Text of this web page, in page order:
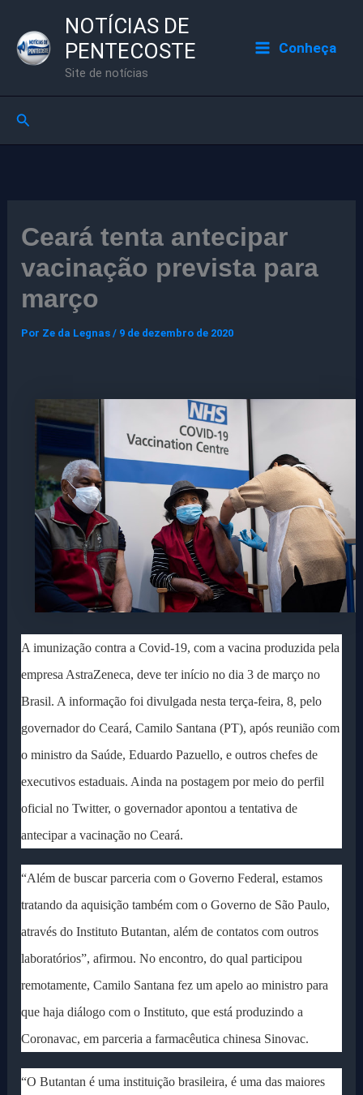
para
NOTÍCIAS DE
PENTECOSTE
Site de notícias
Conheça
Pesquisar
Ceará tenta antecipar
vacinação prevista para
março
Por Ze da Legnas/ 9 de dezembro de 2020
A imunização contra a Covid-19, com a vacina produzida pela
empresa AstraZeneca, deve ter início no dia 3 de março no
Brasil. A informação foi divulgada nesta terça-feira, 8, pelo
governador do Ceará, Camilo Santana (PT), após reunião com
o ministro da Saúde, Eduardo Pazuello, e outros chefes de
executivos estaduais. Ainda na postagem por meio do perfil
oficial no Twitter, o governador apontou a tentativa de
antecipar a vacinação no Ceará.
“Além de buscar parceria com o Governo Federal, estamos
tratando da aquisição também com o Governo de São Paulo,
através do Instituto Butantan, além de contatos com outros
laboratórios”, afirmou. No encontro, do qual participou
remotamente, Camilo Santana fez um apelo ao ministro para
que haja diálogo com o Instituto, que está produzindo a
Coronavac, em parceria a farmacêutica chinesa Sinovac.
“O Butantan é uma instituição brasileira, é uma das maiores